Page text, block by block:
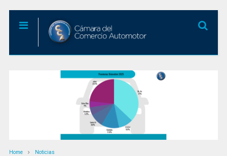
Home Noticias